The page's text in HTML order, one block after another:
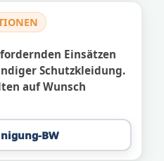
Einsätzen
Schutzkleidung.
auf Wunsch
BW